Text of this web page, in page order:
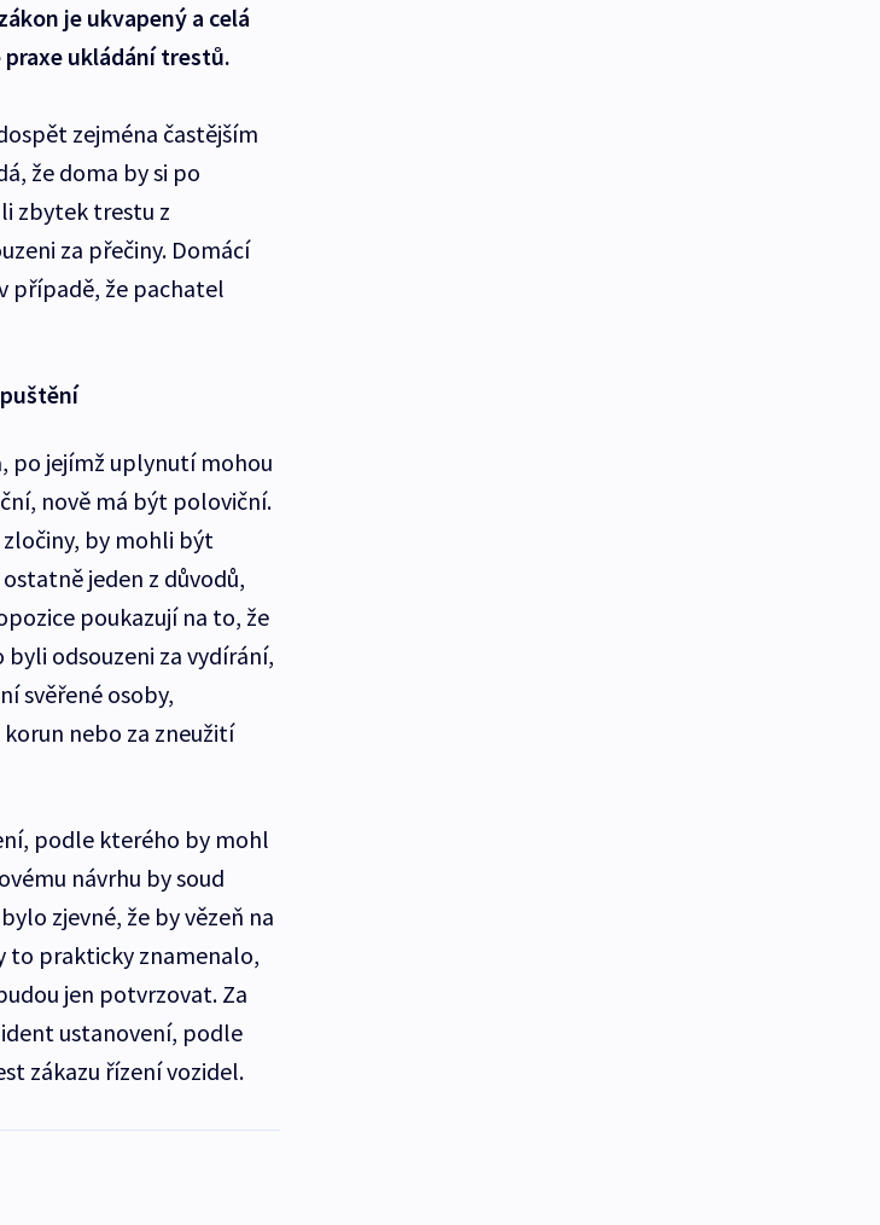
je ukvapený a celá
ukládání trestů.
zejména častějším
že doma by si po
zbytek trestu z
za přečiny. Domácí
případě, že pachatel
po jejímž uplynutí mohou
nově má být poloviční.
zločiny, by mohli být
jeden z důvodů,
poukazují na to, že
odsouzeni za vydírání,
svěřené osoby,
nebo za zneužití
podle kterého by mohl
návrhu by soud
zjevné, že by vězeň na
to prakticky znamenalo,
jen potvrzovat. Za
ustanovení, podle
zákazu řízení vozidel.